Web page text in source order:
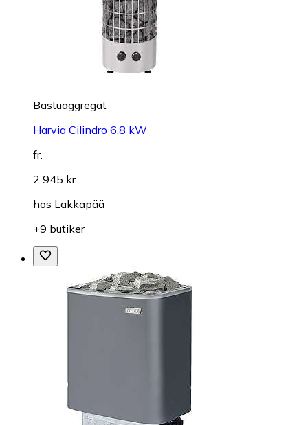
Bastuaggregat
Harvia Cilindro 6,8 kW
fr.
2 945 kr
hos Lakkapää
+9 butiker